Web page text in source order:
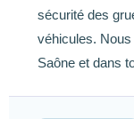
sécurité des
véhicules.
Saône et dans